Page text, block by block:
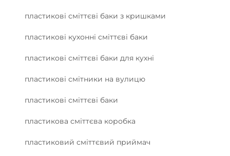
пластикові сміттєві баки з кришками
пластикові кухонні сміттєві баки
пластикові сміттєві баки для кухні
пластикові смітники на вулицю
пластикові сміттєві баки
пластикова сміттєва коробка
пластиковий сміттєвий приймач